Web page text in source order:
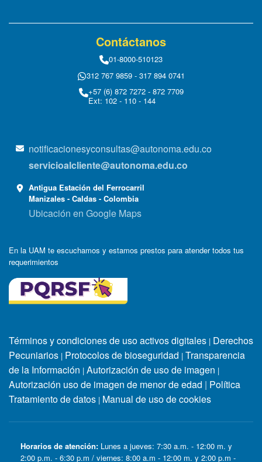
Contáctanos
01-8000-510123
312 767 9859 - 317 894 0741
+57 (6) 872 7272 - 872 7709
Ext: 102 - 110 - 144
notificacionesyconsultas@autonoma.edu.co
servicioalcliente@autonoma.edu.co
Antigua Estación del Ferrocarril
Manizales - Caldas - Colombia
Ubicación en Google Maps
En la UAM te escuchamos y estamos prestos para atender todos tus
requerimientos
Términos y condiciones de uso activos digitales | Derechos
Pecuniarios | Protocolos de bioseguridad | Transparencia
de la Información | Autorización de uso de imagen |
Autorización uso de imagen de menor de edad | Política
Tratamiento de datos | Manual de uso de cookies
Horarios de atención: Lunes a jueves: 7:30 a.m. - 12:00 m. y
2:00 p.m. - 6:30 p.m / viernes: 8:00 a.m - 12:00 m. y 2:00 p.m -